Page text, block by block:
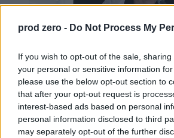
prod zero - Do Not Process My
If you wish to opt-out of the sale,
your personal or sensitive information
please use the below opt-out section to
that after your opt-out request is
interest-based ads based on personal
personal information disclosed to third
may separately opt-out of the further
Pierwszy taki apel papieża
do Rosji i Ukrainy